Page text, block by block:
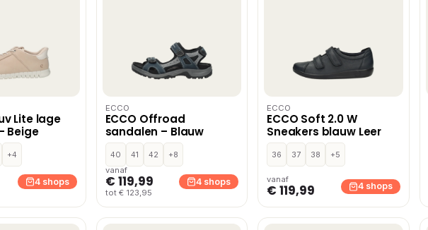
Lite lage
Beige
+4
4 shops
ECCO
ECCO Offroad
sandalen – Blauw
40 41 42
+8
vanaf
€ 119,99
tot € 123,95
4 shops
ECCO
ECCO Soft 2.0 W
Sneakers blauw Leer
36 37 38 +5
vanaf
€ 119,99 4 shops